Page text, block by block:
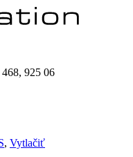
925 06
, Vytlačiť